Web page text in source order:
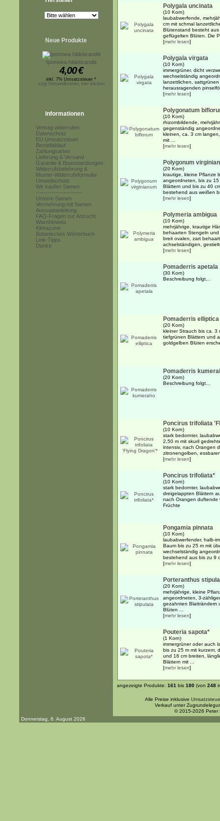
Neue Produkte
Ipomoea hildebrandtii
4,00€
inkl. 7% Umsatzsteuer *
zzgl.Versandkosten, hier klicken
Informationen
Vertrag widerrufen
Datenschutz
EU Umsatzsteuer
Bestellablauf
Zahlungsarten
Lieferung & Versand
Garantie & Beanstandungen
Widerrufsbelehrung &
Muster-Widerrufsformular
Umweltschutz
Wir kaufen Samen
------------------------
Unsere Samen
Vermehrung mit Samen
Aussaatanleitung
FAQ-Fragen zur Anzucht
Warnhinweis
Klimazone
Botanisches Wörterbuch
Link-Tipps
Danke
Polygala uncinata
(10 Korn)
laubabwerfende,
cm mit schmal
Blütenstand besteht
geflügelten Blüten. Die
[mehr lesen]
Polygala virgata
(10 Korn)
immergrüner, dicht
wechselständig
lanzettlichen,
herausragenden
[mehr lesen]
Polygonatum
(10 Korn)
rhizombildende,
gegenständig
kleinen, ca. 3 cm
mit ...
[mehr lesen]
Polygonum
(20 Korn)
krautige, kleine Pflanze
angeordneten, bis zu
Blättern und bis zu 40
bestehend aus weißen
[mehr lesen]
Polymeria ambigua
(10 Korn)
mehrjährige, krautige
behaarten Stengeln
breit ovalen, zart
achselständigen,
[mehr lesen]
Pomaderris apetala
(30 Korn)
Beschreibung folgt...
Pomaderris elliptica
(20 Korn)
kleiner Strauch bis ca. 3
tiefgrünen Blättern und
goldgelben Blüten
Pomaderris
(20 Korn)
Beschreibung folgt...
Poncirus trifoliata
(10 Korn)
stark bedornter,
2,50 m mit skuril
intensiv, nach Orangen
zitronengelben,
[mehr lesen]
Poncirus trifoliata*
(10 Korn)
stark bedornter,
dreigelappten Blättern
nach Orangen duftende
Früchte
Pongamia pinnata
(10 Korn)
laubabwerfender, halb-
Baum bis zu 25 m mit
wechselständig
bestehend aus bis zu 9
[mehr lesen]
Porteranthus
(20 Korn)
mehrjährige, kleine
angeordneten, 3-
gezahnten Blatträndern
Blüten ...
[mehr lesen]
Pouteria sapota*
(1 Korn)
immergrüner oder auch
bis zu 25 m mit kurzem,
und 16 cm breiten,
Blättern mit ...
[mehr lesen]
angezeigte Produkte: 161 bis 180 (von 248
Alle Preise inklusive
Verkauf unter
© 2015-2026 Peter
Donnerstag, 6. August 2026